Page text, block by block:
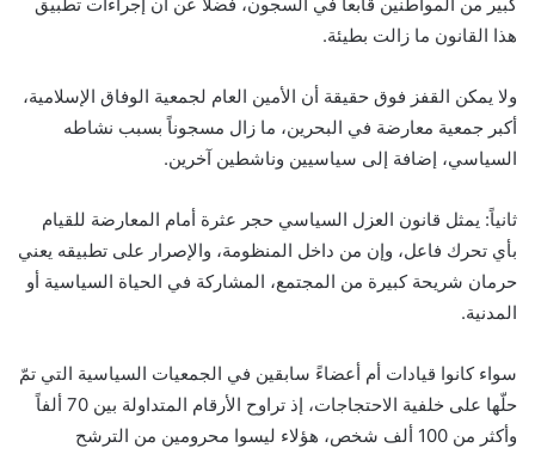
هذا القانون ما زالت بطيئة.
ولا يمكن القفز فوق حقيقة أن الأمين العام لجمعية الوفاق الإسلامية،
أكبر جمعية معارضة في البحرين، ما زال مسجوناً بسبب نشاطه
السياسي، إضافة إلى سياسيين وناشطين آخرين.
ثانياً: يمثل قانون العزل السياسي حجر عثرة أمام المعارضة للقيام
بأي تحرك فاعل، وإن من داخل المنظومة، والإصرار على تطبيقه يعني
حرمان شريحة كبيرة من المجتمع، المشاركة في الحياة السياسية أو
المدنية.
سواء كانوا قيادات أم أعضاءً سابقين في الجمعيات السياسية التي تمّ
حلّها على خلفية الاحتجاجات، إذ تراوح الأرقام المتداولة بين 70 ألفاً
وأكثر من 100 ألف شخص، هؤلاء ليسوا محرومين من الترشح